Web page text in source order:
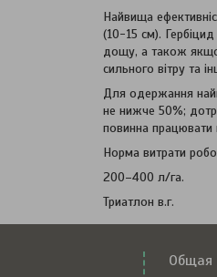
Найвища
(10-15 см).
дощу, а також якщо
сильного вітру та
Для одержання
не нижче 50%;
повинна працювати
Норма витрати
200–400 л/га.
Триатлон в.г.
Общая